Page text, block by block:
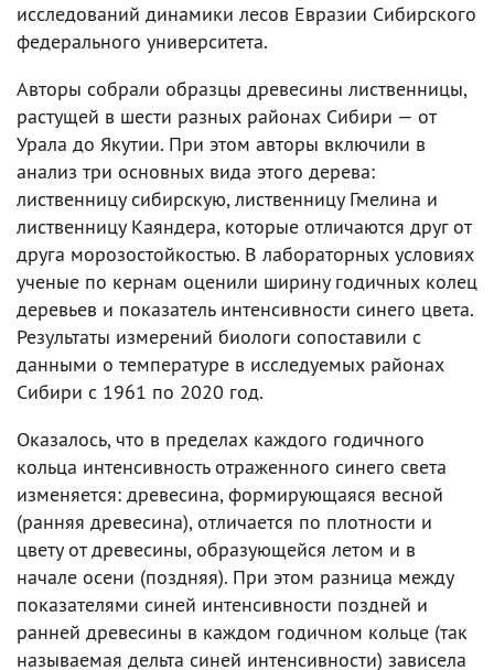
исследований динамики лесов Евразии Сибирского
федерального университета.
Авторы собрали образцы древесины лиственницы,
растущей в шести разных районах Сибири — от
Урала до Якутии. При этом авторы включили в
анализ три основных вида этого дерева:
лиственницу сибирскую, лиственницу Гмелина и
лиственницу Каяндера, которые отличаются друг от
друга морозостойкостью. В лабораторных условиях
ученые по кернам оценили ширину годичных колец
деревьев и показатель интенсивности синего цвета.
Результаты измерений биологи сопоставили с
данными о температуре в исследуемых районах
Сибири с 1961 по 2020 год.
Оказалось, что в пределах каждого годичного
кольца интенсивность отраженного синего света
изменяется: древесина, формирующаяся весной
(ранняя древесина), отличается по плотности и
цвету от древесины, образующейся летом и в
начале осени (поздняя). При этом разница между
показателями синей интенсивности поздней и
ранней древесины в каждом годичном кольце (так
называемая дельта синей интенсивности) зависела